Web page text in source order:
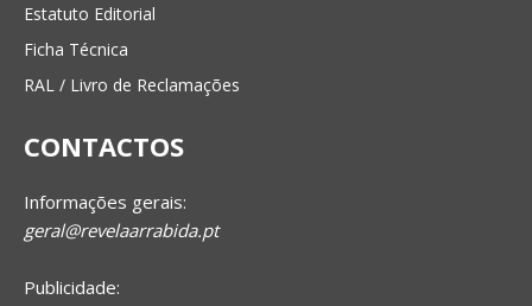
Estatuto Editorial
Ficha Técnica
RAL / Livro de Reclamações
CONTACTOS
Informações gerais:
geral@revelaarrabida.pt
Publicidade: